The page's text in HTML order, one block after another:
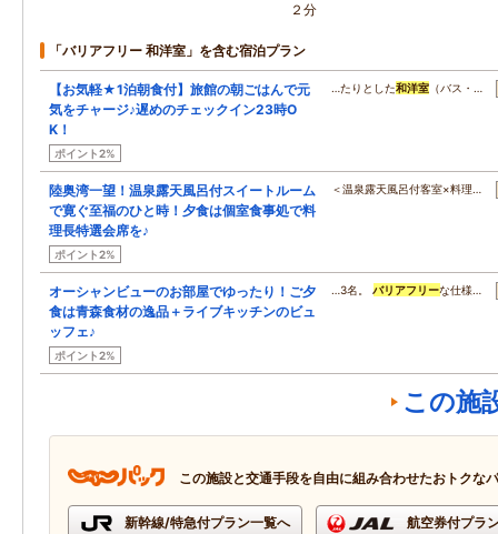
２分
「バリアフリー 和洋室」を含む宿泊プラン
【お気軽★1泊朝食付】旅館の朝ごはんで元
気をチャージ♪遅めのチェックイン23時O
K！
ポイント2%
…たりとした和洋室 （バス・…
陸奥湾一望！温泉露天風呂付スイートルーム
で寛ぐ至福のひと時！夕食は個室食事処で料
理長特選会席を♪
ポイント2%
＜温泉露天風呂付客室×料理…
オーシャンビューのお部屋でゆったり！ご夕
食は青森食材の逸品＋ライブキッチンのビュ
ッフェ♪
ポイント2%
…3名。バリアフリーな仕様…
この施
この施設と交通手段を自由に組み合わせたおトクな
新幹線/特急付プラン一覧へ 航空券付プラ